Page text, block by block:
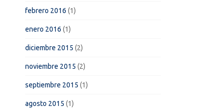
febrero 2016 (1)
enero 2016 (1)
diciembre 2015 (2)
noviembre 2015 (2)
septiembre 2015 (1)
agosto 2015 (1)